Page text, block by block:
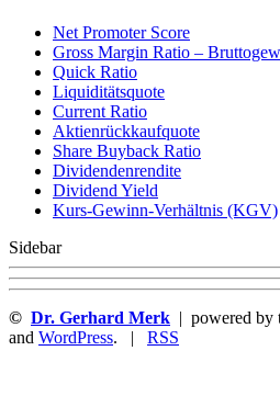
Net Promoter Score
Gro ss Margin Ratio –
Quic k Ratio
Liquiditätsquote
Current Ratio
Aktienrückkaufquote
Sha re Buyback Ratio
Dividendenrendite
Dividend Yield
Kurs-Gewinn-Verhältnis (KGV)
Sidebar
© Dr. Gerhard Merk | powered by
and WordPress. | RSS